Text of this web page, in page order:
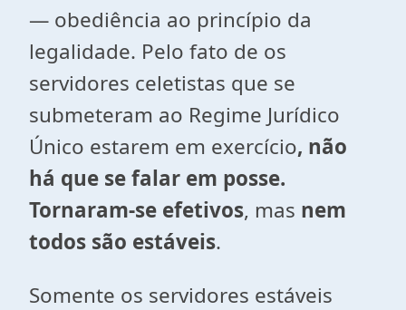
— obediência ao princípio da
legalidade. Pelo fato de os
servidores celetistas que se
submeteram ao Regime Jurídico
Único estarem em exercício, não
há que se falar em posse.
Tornaram-se efetivos, mas nem
todos são estáveis.
Somente os servidores estáveis